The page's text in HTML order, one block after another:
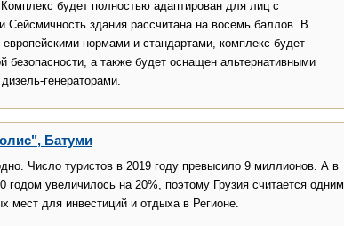
будет полностью адаптирован для лиц с
здания рассчитана на восемь баллов. В
нормами и стандартами, комплекс будет
безопасности, а также будет оснащен альтернативными
генераторами.
Батуми
Число туристов в 2019 году превысило 9 миллионов. А в
годом увеличилось на 20%, поэтому Грузия считается одним
мест для инвестиций и отдыха в Регионе.